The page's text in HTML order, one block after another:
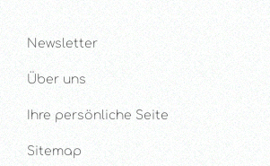
Newsletter
Über uns
Ihre persönliche Seite
Sitemap